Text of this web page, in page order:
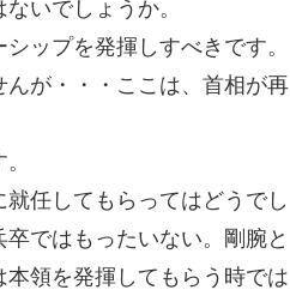
いでしょうか。
ップを発揮しすべきです。
が・・・ここは、首相が再
任してもらってはどうでし
ではもったいない。剛腕と
領を発揮してもらう時では